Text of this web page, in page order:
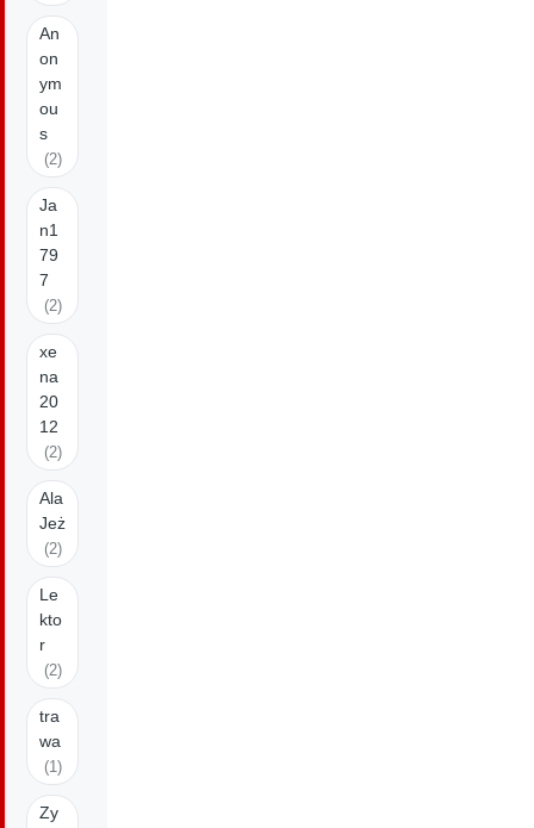
An
on
ym
ou
s
(2)
Ja
n1
79
7
(2)
xe
na
20
12
(2)
Ala
Jeż
(2)
Le
kto
r
(2)
tra
wa
(1)
Zy